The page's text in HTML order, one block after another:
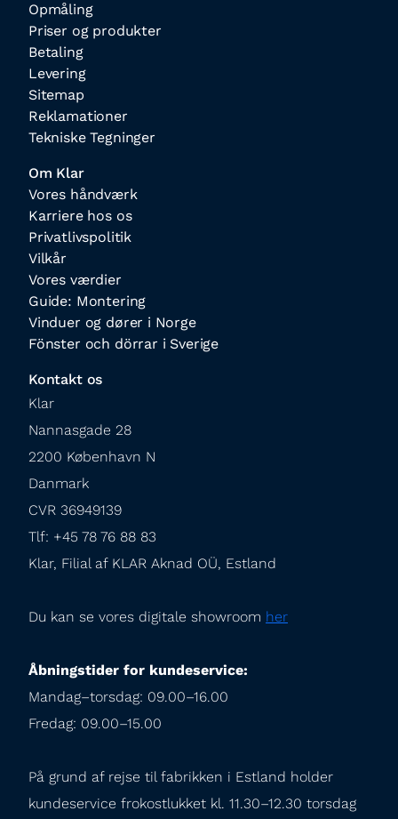
Opmåling
Priser og produkter
Betaling
Levering
Sitemap
Reklamationer
Tekniske Tegninger
Om Klar
Vores håndværk
Karriere hos os
Privatlivspolitik
Vilkår
Vores værdier
Guide: Montering
Vinduer og dører i Norge
Fönster och dörrar i Sverige
Kontakt os
Klar
Nannasgade 28
2200 København N
Danmark
CVR 36949139
Tlf: +45 78 76 88 83
Klar, Filial af KLAR Aknad OÜ, Estland
Du kan se vores digitale showroom her
Åbningstider for kundeservice:
Mandag–torsdag: 09.00–16.00
Fredag: 09.00–15.00
På grund af rejse til fabrikken i Estland holder
kundeservice frokostlukket kl. 11.30–12.30 torsdag